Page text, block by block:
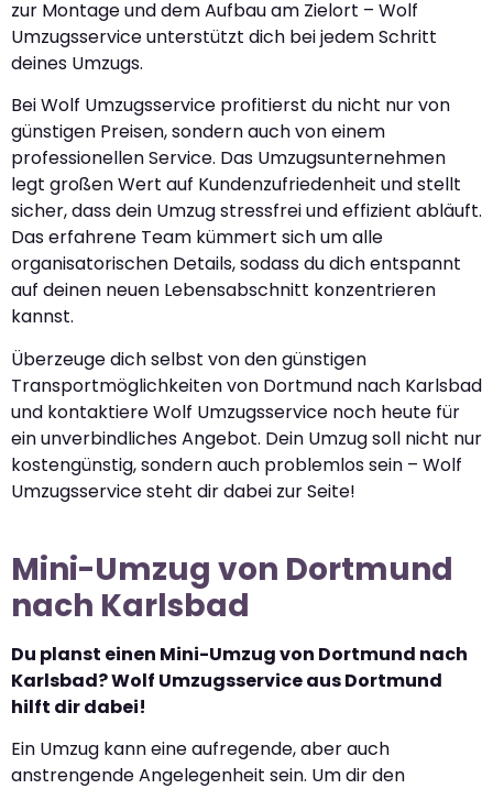
zur Montage und dem Aufbau am Zielort – Wolf
Umzugsservice unterstützt dich bei jedem Schritt
deines Umzugs.
Bei Wolf Umzugsservice profitierst du nicht nur von
günstigen Preisen, sondern auch von einem
professionellen Service. Das Umzugsunternehmen
legt großen Wert auf Kundenzufriedenheit und stellt
sicher, dass dein Umzug stressfrei und effizient abläuft.
Das erfahrene Team kümmert sich um alle
organisatorischen Details, sodass du dich entspannt
auf deinen neuen Lebensabschnitt konzentrieren
kannst.
Überzeuge dich selbst von den günstigen
Transportmöglichkeiten von Dortmund nach Karlsbad
und kontaktiere Wolf Umzugsservice noch heute für
ein unverbindliches Angebot. Dein Umzug soll nicht nur
kostengünstig, sondern auch problemlos sein – Wolf
Umzugsservice steht dir dabei zur Seite!
Mini-Umzug von Dortmund
nach Karlsbad
Du planst einen Mini-Umzug von Dortmund nach
Karlsbad? Wolf Umzugsservice aus Dortmund
hilft dir dabei!
Ein Umzug kann eine aufregende, aber auch
anstrengende Angelegenheit sein. Um dir den